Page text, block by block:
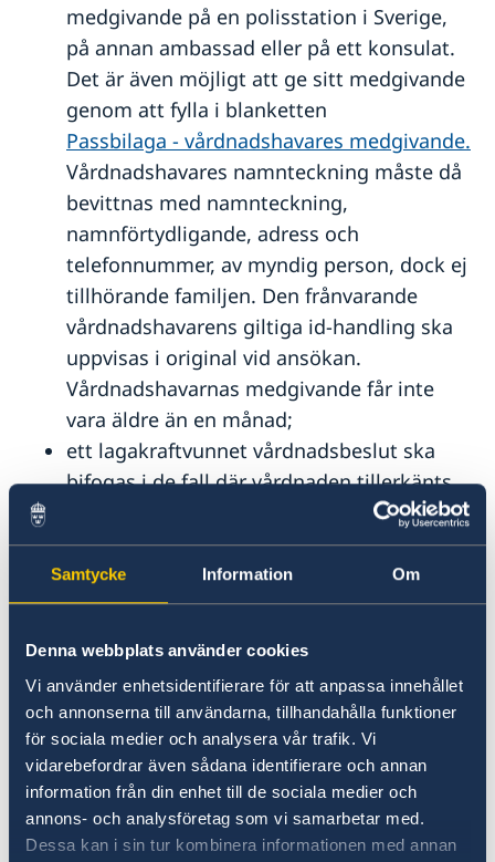
Samtycke Information Om
Denna webbplats använder cookies
Vi använder enhetsidentifierare för att anpassa innehållet
och annonserna till användarna, tillhandahålla funktioner
för sociala medier och analysera vår trafik. Vi
vidarebefordrar även sådana identifierare och annan
information från din enhet till de sociala medier och
annons- och analysföretag som vi samarbetar med.
Dessa kan i sin tur kombinera informationen med annan
medgivande på en polisstation i Sverige,
på annan ambassad eller på ett konsulat.
Det är även möjligt att ge sitt medgivande
genom att fylla i blanketten
Passbilaga - vårdnadshavares medgivande.
Vårdnadshavares namnteckning måste då
bevittnas med namnteckning,
namnförtydligande, adress och
telefonnummer, av myndig person, dock ej
tillhörande familjen. Den frånvarande
vårdnadshavarens giltiga id-handling ska
uppvisas i original vid ansökan.
Vårdnadshavarnas medgivande får inte
vara äldre än en månad;
ett lagakraftvunnet vårdnadsbeslut ska
bifogas i de fall där vårdnaden tillerkänts
den ene av föräldrarna eller annan person;
båda föräldrarnas giltiga pass/id-handling
ska uppvisas. Det är inte möjligt att styrka
identiteten med ett provisoriskt pass;
om befintlig;
beslut om medborgarskap, i de fall där
barnet fått svenskt eller utländskt
medborgarskap efter ansökan eller
anmälan (inte från födseln).
Ambassaden kan i vissa fall kräva ytterligare